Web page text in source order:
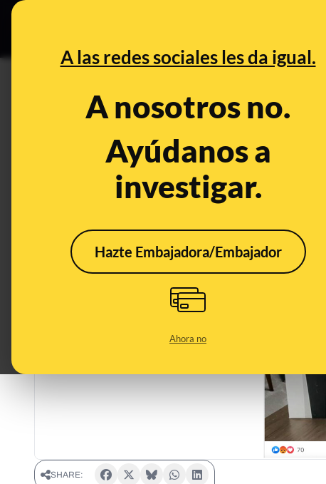
A las redes sociales les da igual.
A nosotros no.
Ayúdanos a
investigar.
Hazte Embajadora/Embajador
Ahora no
Cuidado con este sorteo
bases del concurso ni
Dec 9, 2020, 4:07:28 PM
SHARE: